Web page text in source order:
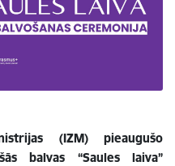
(IZM) pieaugušo
balvas “Saules laiva”